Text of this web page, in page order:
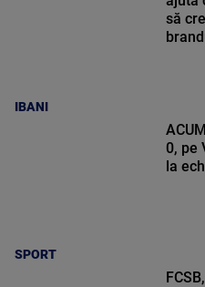
IBANI
să
SPORT
0, pe
la